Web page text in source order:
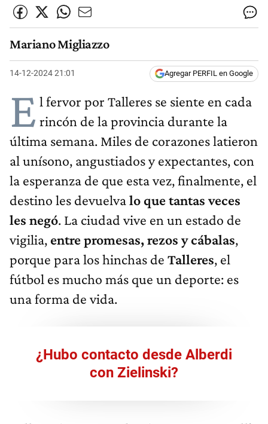
Mariano Migliazzo
14-12-2024 21:01 Agregar PERFIL en Google
E l fervor por Talleres se siente en cada
rincón de la provincia durante la
última semana. Miles de corazones latieron
al unísono, angustiados y expectantes, con
la esperanza de que esta vez, finalmente, el
destino les devuelvalo que tantas veces
les negó. La ciudad vive en un estado de
vigilia, entre promesas, rezos y cábalas,
porque para los hinchas de Talleres, el
fútbol es mucho más que un deporte: es
una forma de vida.
¿Hubo contacto desde Alberdi
con Zielinski?